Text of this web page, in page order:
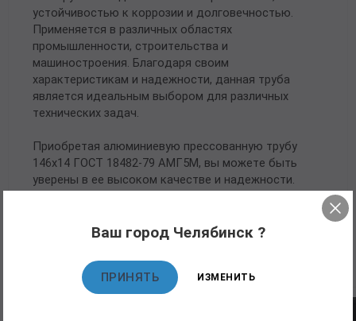
устойчивостью к коррозии и долговечностью.
Применяется в различных областях
промышленности, строительства и
машиностроения. Благодаря своим
характеристикам и надежности, данная труба
является идеальным выбором для различных
технических задач.
Приобретая алюминиевую прессованную трубу
146х14 ГОСТ 18482-79 АМГ5М, вы можете быть
уверены в ее высоком качестве и надежности.
Рекомендуемые товары
Ваш город Челябинск ?
ПРИНЯТЬ ИЗМЕНИТЬ